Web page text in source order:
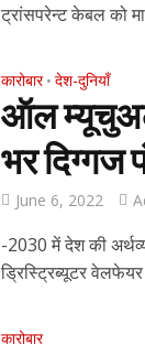
ट्रांसपरेन्ट केबल को
कारोबार • देश-दुनियाँ
ऑल
भर
June 6, 2022
-2030 में देश की
ड्रिस्ट्रिब्यूटर
कारोबार